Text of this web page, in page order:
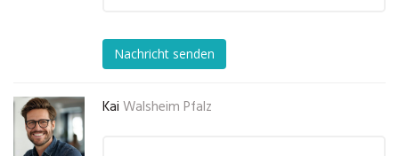
Nachricht senden
Kai Walsheim Pfalz